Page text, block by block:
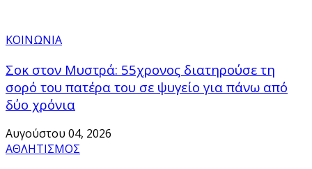
ΚΟΙΝΩΝΙΑ
Σοκ στον Μυστρά: 55χρονος διατηρούσε τη
σορό του πατέρα του σε ψυγείο για πάνω από
δύο χρόνια
Αυγούστου 04, 2026
ΑΘΛΗΤΙΣΜΟΣ